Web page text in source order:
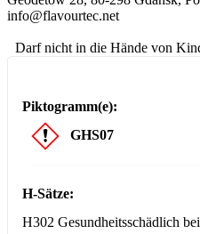
info@flavourtec.net
Darf nicht in die Hände von
Piktogramm(e):
GHS07
H-Sätze:
H302 Gesundheitsschädlich